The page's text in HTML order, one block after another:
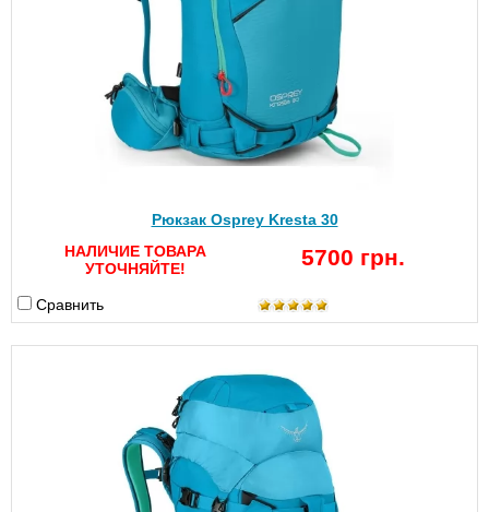
Рюкзак Osprey Kresta 30
НАЛИЧИЕ ТОВАРА
УТОЧНЯЙТЕ!
5700 грн.
Сравнить